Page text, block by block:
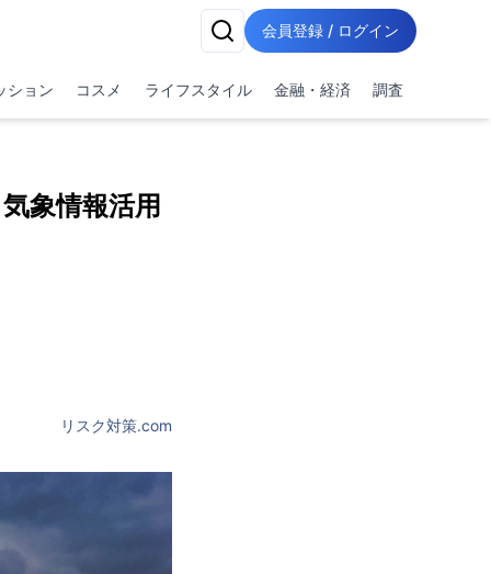
会員登録 / ログイン
ション コスメ ライフスタイル 金融・経済 調査
象情報活用
リスク対策.com